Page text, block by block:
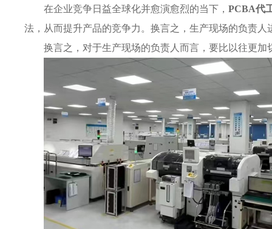
在企业竞争日益全球化并愈演愈烈的当下， PCBA代
法，从而提升产品的竞争力。换言之，生产现场的负责
换言之，对于生产现场的负责人而言，要比以往更